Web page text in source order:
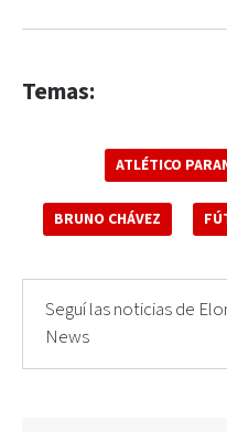
Temas:
ATLÉTICO
BRUNO CHÁVEZ
Seguí las noticias de
News